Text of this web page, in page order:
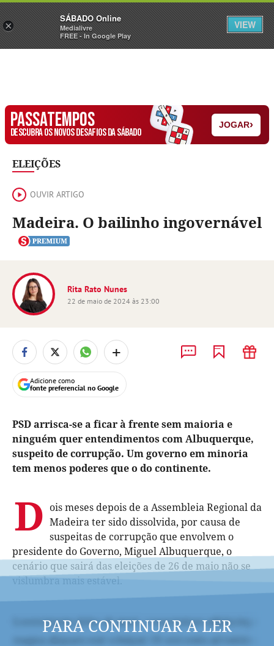
Sábado Assine Iniciar Sessão
PASSATEMPOS
DESCUBRA OS NOVOS DESAFIOS DA SÁBADO
JOGAR›
ELEIÇÕES
OUVIR ARTIGO
Madeira. O bailinho ingovernável
Rita Rato Nunes
22 de maio de 2024 às 23:00
+
Adicione como
fonte preferencial no Google
PSD arrisca-se a ficar à frente sem maioria e
ninguém quer entendimentos com Albuquerque,
suspeito de corrupção. Um governo em minoria
tem menos poderes que o do continente.
D ois meses depois de a Assembleia Regional da
Madeira ter sido dissolvida, por causa de
suspeitas de corrupção que envolvem o
presidente do Governo, Miguel Albuquerque, o
cenário que sairá das eleições de 26 de maio não se
vislumbra mais estável.
PARA CONTINUAR A LER
×
SÁBADO Online
Medialivre
FREE - In Google Play
VIEW